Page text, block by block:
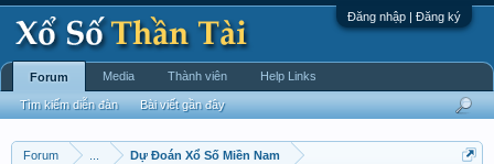
Đăng nhập | Đăng ký
Forum Dự Đoán Xổ Số Miền Nam
Forum
Tìm kiếm diễn đàn Bài viết gần đây
Media Thành viên Help Links